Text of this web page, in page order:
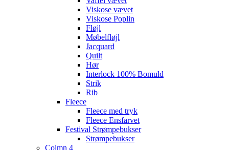
Viskose vævet
Viskose Poplin
Fløjl
Møbelfløjl
Jacquard
Quilt
Hør
Interlock 100% Bomuld
Strik
Rib
Fleece
Fleece med tryk
Fleece Ensfarvet
Festival Strømpebukser
Strømpebukser
Colmn 4